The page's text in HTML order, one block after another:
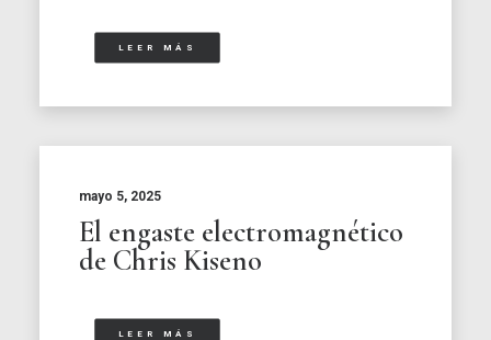
LEER MÁS
mayo 5, 2025
El engaste electromagnético
de Chris Kiseno
LEER MÁS